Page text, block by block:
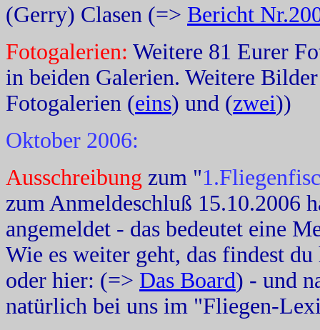
(Gerry) Clasen (=> Bericht
Fotogalerien: Weitere 81 Eurer
in beiden Galerien. Weitere
Fotogalerien (eins) und (zwei))
Oktober 2006:
Ausschreibung zum "
zum Anmeldeschluß 15.10.2006
angemeldet - das bedeutet eine
Wie es weiter geht, das findest
oder hier: (=> Das Board) - und
natürlich bei uns im "Fliegen-